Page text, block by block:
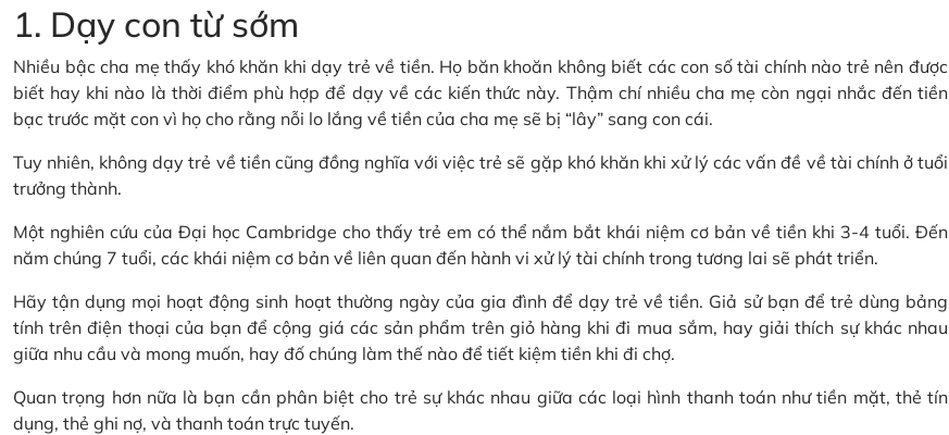
1. Dạy con từ sớm
Nhiều bậc cha mẹ thấy khó khăn khi dạy trẻ về tiền. Họ băn khoăn không biết các con số tài chính nào trẻ nên được
biết hay khi nào là thời điểm phù hợp để dạy về các kiến thức này. Thậm chí nhiều cha mẹ còn ngại nhắc đến tiền
bạc trước mặt con vì họ cho rằng nỗi lo lắng về tiền của cha mẹ sẽ bị “lây” sang con cái.
Tuy nhiên, không dạy trẻ về tiền cũng đồng nghĩa với việc trẻ sẽ gặp khó khăn khi xử lý các vấn đề về tài chính ở tuổi
trưởng thành.
Một nghiên cứu của Đại học Cambridge cho thấy trẻ em có thể nắm bắt khái niệm cơ bản về tiền khi 3-4 tuổi. Đến
năm chúng 7 tuổi, các khái niệm cơ bản về liên quan đến hành vi xử lý tài chính trong tương lai sẽ phát triển.
Hãy tận dụng mọi hoạt động sinh hoạt thường ngày của gia đình để dạy trẻ về tiền. Giả sử bạn để trẻ dùng bảng
tính trên điện thoại của bạn để cộng giá các sản phẩm trên giỏ hàng khi đi mua sắm, hay giải thích sự khác nhau
giữa nhu cầu và mong muốn, hay đố chúng làm thế nào để tiết kiệm tiền khi đi chợ.
Quan trọng hơn nữa là bạn cần phân biệt cho trẻ sự khác nhau giữa các loại hình thanh toán như tiền mặt, thẻ tín
dụng, thẻ ghi nợ, và thanh toán trực tuyến.